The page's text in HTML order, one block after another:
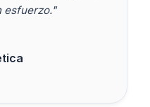
esfuerzo."